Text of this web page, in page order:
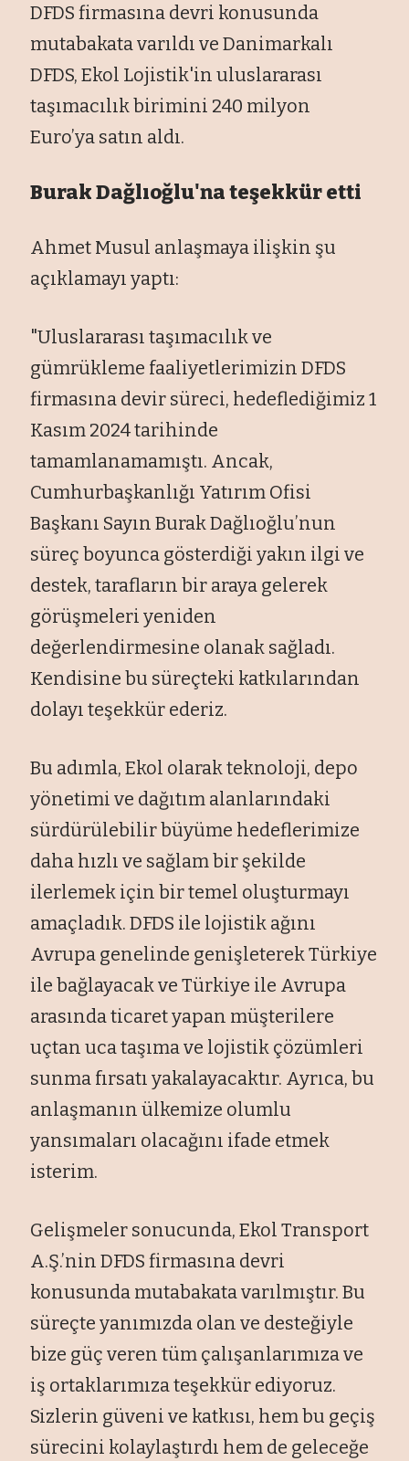
DFDS firmasına devri konusunda
mutabakata varıldı ve Danimarkalı
DFDS, Ekol Lojistik'in uluslararası
taşımacılık birimini 240 milyon
Euro’ya satın aldı.
Burak Dağlıoğlu'na teşekkür etti
Ahmet Musul anlaşmaya ilişkin şu
açıklamayı yaptı:
"Uluslararası taşımacılık ve
gümrükleme faaliyetlerimizin DFDS
firmasına devir süreci, hedeflediğimiz 1
Kasım 2024 tarihinde
tamamlanamamıştı. Ancak,
Cumhurbaşkanlığı Yatırım Ofisi
Başkanı Sayın Burak Dağlıoğlu’nun
süreç boyunca gösterdiği yakın ilgi ve
destek, tarafların bir araya gelerek
görüşmeleri yeniden
değerlendirmesine olanak sağladı.
Kendisine bu süreçteki katkılarından
dolayı teşekkür ederiz.
Bu adımla, Ekol olarak teknoloji, depo
yönetimi ve dağıtım alanlarındaki
sürdürülebilir büyüme hedeflerimize
daha hızlı ve sağlam bir şekilde
ilerlemek için bir temel oluşturmayı
amaçladık. DFDS ile lojistik ağını
Avrupa genelinde genişleterek Türkiye
ile bağlayacak ve Türkiye ile Avrupa
arasında ticaret yapan müşterilere
uçtan uca taşıma ve lojistik çözümleri
sunma fırsatı yakalayacaktır. Ayrıca, bu
anlaşmanın ülkemize olumlu
yansımaları olacağını ifade etmek
isterim.
Gelişmeler sonucunda, Ekol Transport
A.Ş.’nin DFDS firmasına devri
konusunda mutabakata varılmıştır. Bu
süreçte yanımızda olan ve desteğiyle
bize güç veren tüm çalışanlarımıza ve
iş ortaklarımıza teşekkür ediyoruz.
Sizlerin güveni ve katkısı, hem bu geçiş
sürecini kolaylaştırdı hem de geleceğe